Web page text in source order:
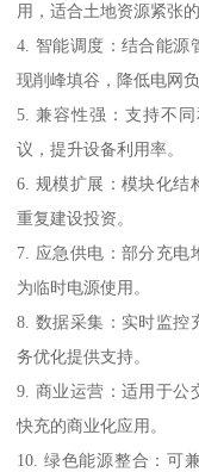
用，适合土地资源紧张
4. 智能调度：结合能源
现削峰填谷，降低电网负
5. 兼容性强：支持不
议，提升设备利用率。
6. 规模扩展：模块化结
重复建设投资。
7. 应急供电：部分充电
为临时电源使用。
8. 数据采集：实时监控
务优化提供支持。
9. 商业运营：适用于公
快充的商业化应用。
10. 绿色能源整合：可